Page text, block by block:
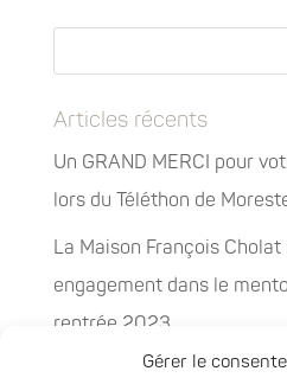
Gérer le
Articles récents
Un GRAND MERCI pour
lors du Téléthon de
La Maison François
engagement dans le
rentrée 2023
La Maison François